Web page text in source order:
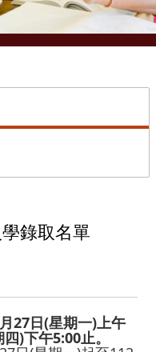
錄取名單
27日(星期一)上午
)下午5:00止。